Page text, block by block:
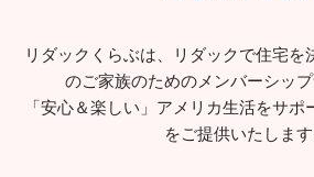
リダックくらぶは、リダックで住宅を
のご家族のためのメンバーシップ
「安心＆楽しい」アメリカ生活をサポ
をご提供いたします